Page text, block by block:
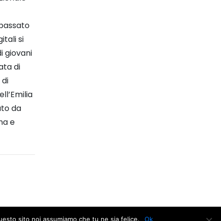
si
giovani
di
da
e
sito noi assumiamo che tu ne sia felice. Ok